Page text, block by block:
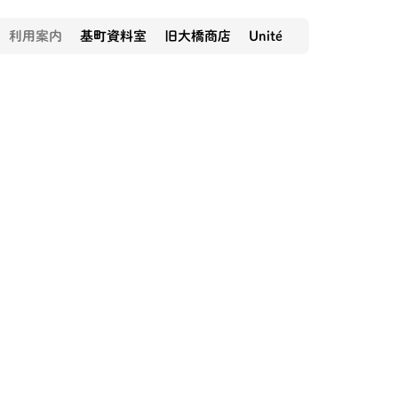
利用案内 基町資料室 旧大橋商店 Unité